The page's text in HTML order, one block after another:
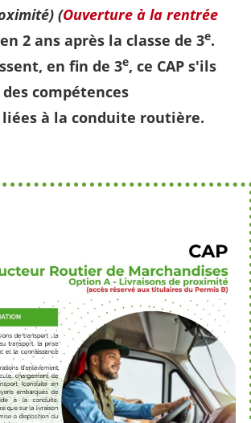
(Ouverture à la rentrée
2 ans après la classe de 3e.
en fin de 3e, ce CAP s'ils
compétences
à la conduite routière.